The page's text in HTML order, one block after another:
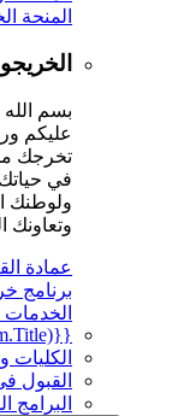
المنحة
بسم
عليكم
تخرجك
في
ولوطنك
وتعاونك
عمادة
برنامج
الخدمات
{{mmc.getCurrentTranslation(item.Title)}}
الكليات
القبول
البرامج